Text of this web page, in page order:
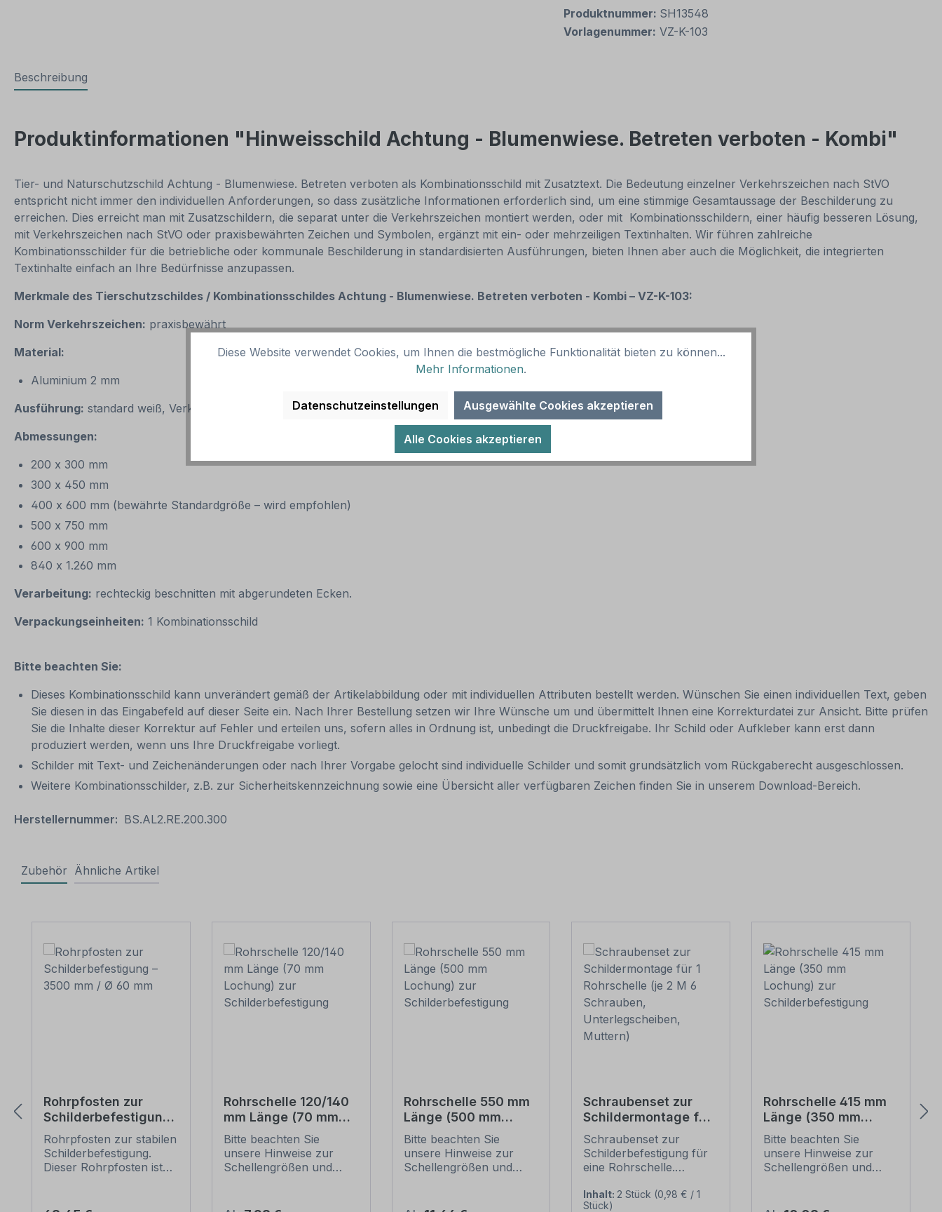
Produktnummer: SH13548
Vorlagenummer: VZ-K-103
Beschreibung
Produktinformationen "Hinweisschild Achtung - Blumenwiese. Betreten verboten - Kombi"
Tier- und Naturschutzschild Achtung - Blumenwiese. Betreten verboten als Kombinationsschild mit Zusatztext. Die Bedeutung einzelner Verkehrszeichen nach StVO
entspricht nicht immer den individuellen Anforderungen, so dass zusätzliche Informationen erforderlich sind, um eine stimmige Gesamtaussage der Beschilderung zu
erreichen. Dies erreicht man mit Zusatzschildern, die separat unter die Verkehrszeichen montiert werden, oder mit Kombinationsschildern, einer häufig besseren Lösung,
mit Verkehrszeichen nach StVO oder praxisbewährten Zeichen und Symbolen, ergänzt mit ein- oder mehrzeiligen Textinhalten. Wir führen zahlreiche
Kombinationsschilder für die betriebliche oder kommunale Beschilderung in standardisierten Ausführungen, bieten Ihnen aber auch die Möglichkeit, die integrierten
Textinhalte einfach an Ihre Bedürfnisse anzupassen.
Merkmale des Tierschutzschildes / Kombinationsschildes Achtung - Blumenwiese. Betreten verboten - Kombi – VZ-K-103:
Norm Verkehrszeichen: praxisbewährt
Material:
Aluminium 2 mm
Ausführung: standard weiß, Verkehrszeichen, schwarzer oder farbiger Text / Rahmen. Alternative Ausführungen sind möglich.
Abmessungen:
200 x 300 mm
300 x 450 mm
400 x 600 mm (bewährte Standardgröße – wird empfohlen)
500 x 750 mm
600 x 900 mm
840 x 1.260 mm
Verarbeitung: rechteckig beschnitten mit abgerundeten Ecken.
Verpackungseinheiten: 1 Kombinationsschild
Bitte beachten Sie:
Dieses Kombinationsschild kann unverändert gemäß der Artikelabbildung oder mit individuellen Attributen bestellt werden. Wünschen Sie einen individuellen Text, geben
Sie diesen in das Eingabefeld auf dieser Seite ein. Nach Ihrer Bestellung setzen wir Ihre Wünsche um und übermittelt Ihnen eine Korrekturdatei zur Ansicht. Bitte prüfen
Sie die Inhalte dieser Korrektur auf Fehler und erteilen uns, sofern alles in Ordnung ist, unbedingt die Druckfreigabe. Ihr Schild oder Aufkleber kann erst dann
produziert werden, wenn uns Ihre Druckfreigabe vorliegt.
Schilder mit Text- und Zeichenänderungen oder nach Ihrer Vorgabe gelocht sind individuelle Schilder und somit grundsätzlich vom Rückgaberecht ausgeschlossen.
Weitere Kombinationsschilder, z.B. zur Sicherheitskennzeichnung sowie eine Übersicht aller verfügbaren Zeichen finden Sie in unserem Download-Bereich.
Herstellernummer: BS.AL2.RE.200.300
Zubehör Ähnliche Artikel
Rohrpfosten zur
Schilderbefestigung
– 3500 mm / Ø 60
mm
Rohrpfosten zur stabilen
Schilderbefestigung.
Dieser Rohrpfosten ist
60 mm geeignet.
Rohrschelle 120/140
mm Länge (70 mm
Lochung) zur
Schilderbefestigung
Bitte beachten Sie
unsere Hinweise zur
Schellengrößen und
(weiter unten).
Rohrschelle 550 mm
Länge (500 mm
Lochung) zur
Schilderbefestigung
Bitte beachten Sie
unsere Hinweise zur
Schellengrößen und
(weiter unten).
Schraubenset zur
Schildermontage für
1 Rohrschelle (je 2 M
6 Schrauben,
Unterlegscheiben,
Schraubenset zur
Schilderbefestigung für
eine Rohrschelle.
Schraubensets zur
Schilderbefestigung:
Inhalt: 2 Stück (0,98 € / 1
Stück)
Rohrschelle 415 mm
Länge (350 mm
Lochung) zur
Schilderbefestigung
Bitte beachten Sie
unsere Hinweise zur
Schellengrößen und
(weiter unten).
Diese Website verwendet Cookies, um Ihnen die bestmögliche Funktionalität bieten zu können...
Mehr Informationen.
Datenschutzeinstellungen Ausgewählte Cookies akzeptieren
Alle Cookies akzeptieren